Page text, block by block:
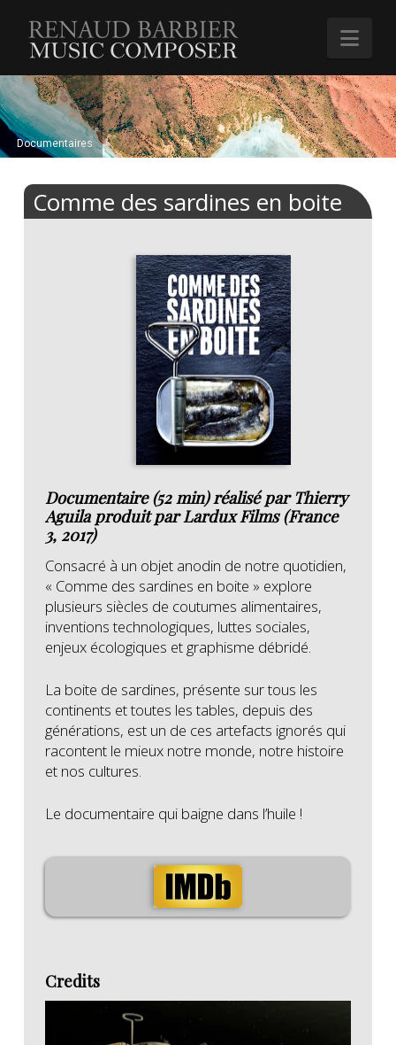
Renaud
Barbier
Documentaires
Comme des sardines en boite
Documentaire (52 min) réalisé par Thierry
Aguila produit par Lardux Films (France
3, 2017)
Consacré à un objet anodin de notre quotidien,
« Comme des sardines en boite » explore
plusieurs siècles de coutumes alimentaires,
inventions technologiques, luttes sociales,
enjeux écologiques et graphisme débridé.
La boite de sardines, présente sur tous les
continents et toutes les tables, depuis des
générations, est un de ces artefacts ignorés qui
racontent le mieux notre monde, notre histoire
et nos cultures.
Le documentaire qui baigne dans l’huile !
Credits